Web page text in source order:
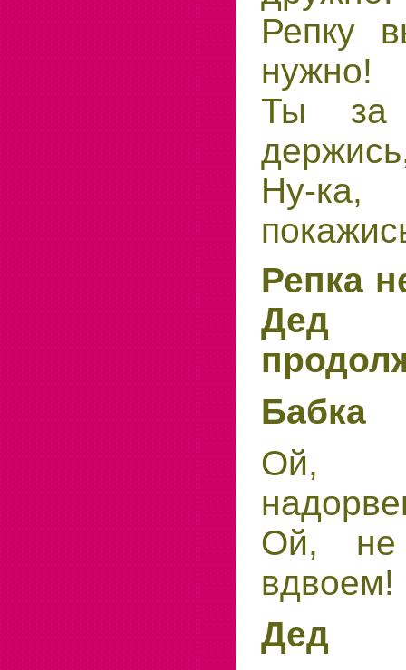
Репку
нужно!
Ты за
Ну-
Репка
Дед
Бабка
Ой,
Ой, не
вдвоем!
Дед